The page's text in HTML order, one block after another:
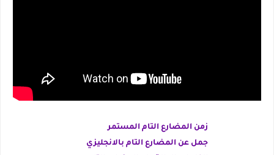
زمن المضارع التام المستمر
جمل عن المضارع التام بالانجليزي